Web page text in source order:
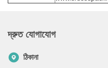
দ্রুত যোগাযোগ
ঠিকানা